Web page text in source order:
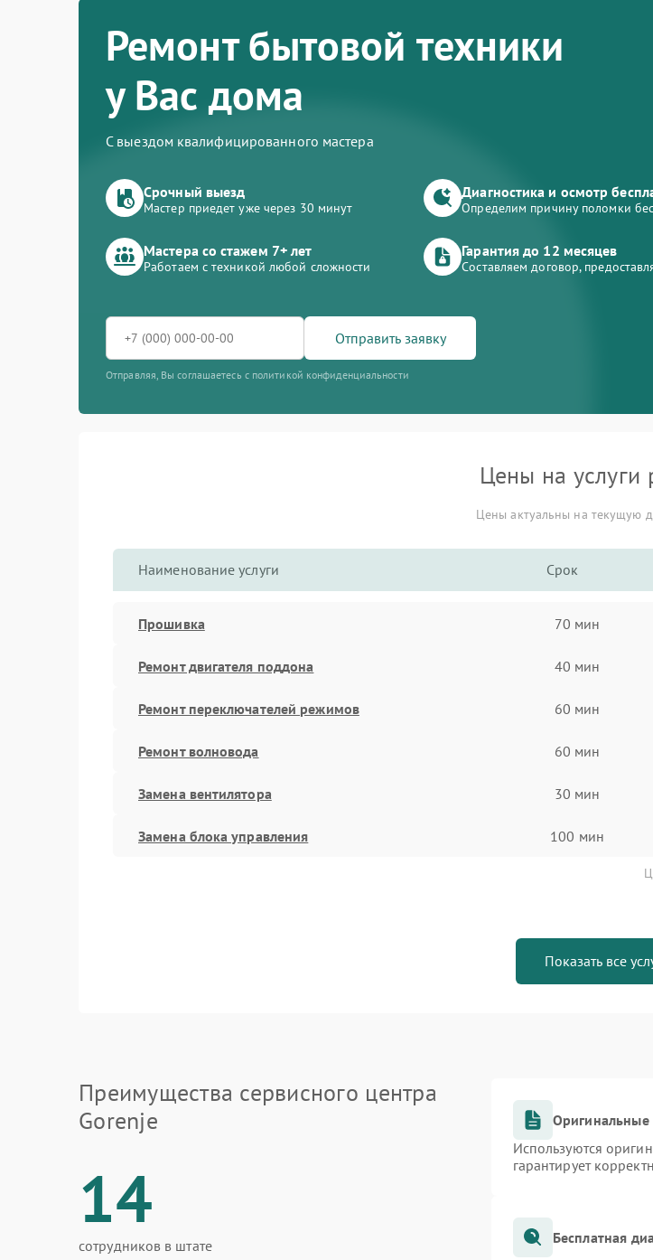
Ремонт бытовой техники
у Вас дома
С выездом квалифицированного мастера
Срочный выезд
Мастер приедет уже через 30 минут
Диагностика и осмотр
Определим причину поломки
Мастера со стажем 7+ лет
Работаем с техникой любой сложности
Гарантия до 12 месяцев
Составляем договор,
Отправить заявку
Отправляя, Вы соглашаетесь с политикой конфиденциальности
Цены на услуги
Цены актуальны на текущую
Наименование услуги Срок
Прошивка 70 мин
Ремонт двигателя поддона 40 мин
Ремонт переключателей режимов 60 мин
Ремонт волновода 60 мин
Замена вентилятора 30 мин
Замена блока управления 100 мин
Показать все
Преимущества сервисного центра
Gorenje
14
сотрудников в штате
Оригинальные
Используются
гарантирует
Бесплатная